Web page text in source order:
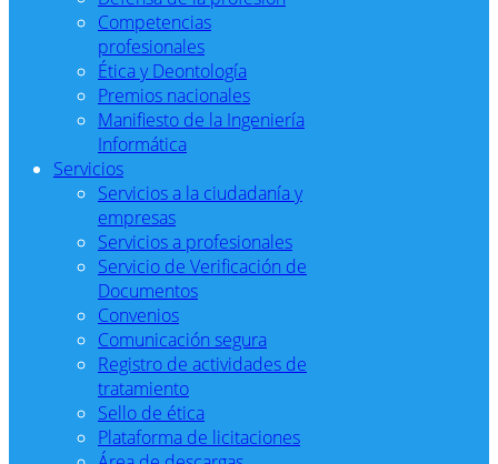
Competencias
profesionales
Ética y Deontología
Premios nacionales
Manifiesto de la Ingeniería
Informática
Servicios
Servicios a la ciudadanía y
empresas
Servicios a profesionales
Servicio de Verificación de
Documentos
Convenios
Comunicación segura
Registro de actividades de
tratamiento
Sello de ética
Plataforma de licitaciones